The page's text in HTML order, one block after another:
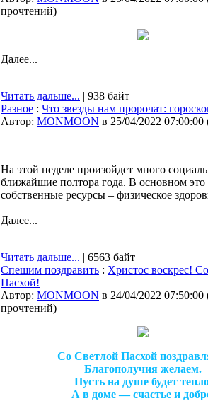
прочтений)
Далее...
Читать дальше... | 938 байт
Разное : Что звезды нам пророчат:
Автор: MONMOON в 25/04/2022 07:00:00
На этой неделе произойдет много
ближайшие полтора года. В основном
собственные ресурсы – физическое
Далее...
Читать дальше... | 6563 байт
Спешим поздравить : Христос воскрес!
Пасхой!
Автор: MONMOON в 24/04/2022 07:50:00
прочтений)
Со Светлой Пасхой
Благополучия желаем.
Пусть на душе будет
А в доме — счастье и